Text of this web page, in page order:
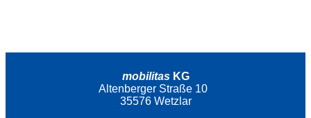
mobilitasKG
Altenberger Straße 10
35576 Wetzlar